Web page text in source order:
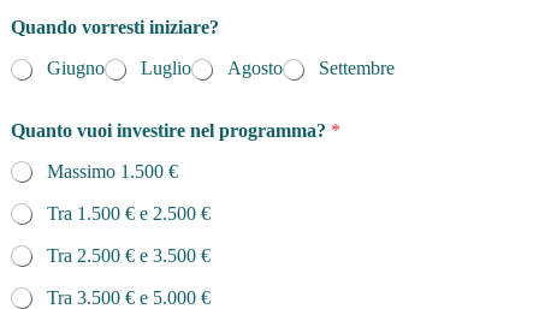
Quando vorresti iniziare?
Giugno
Luglio Agosto Settembre
Quanto vuoi investire nel programma? *
Massimo 1.500 €
Tra 1.500 € e 2.500 €
Tra 2.500 € e 3.500 €
Tra 3.500 € e 5.000 €